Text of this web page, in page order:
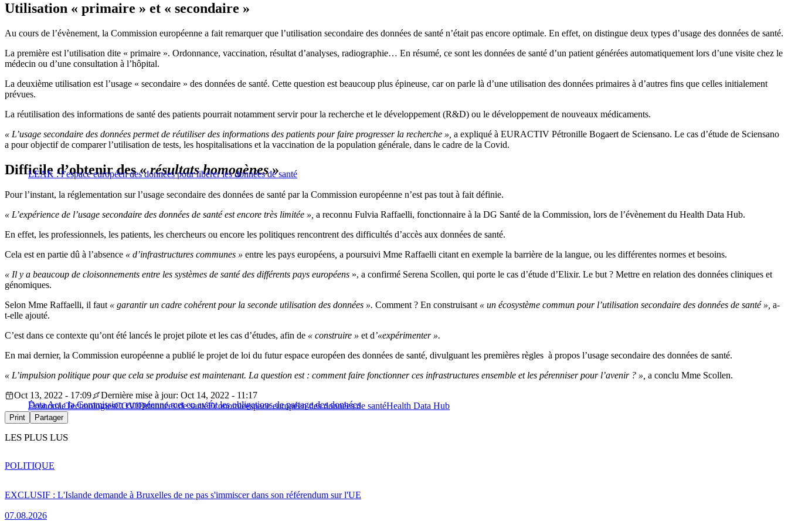
Utilisation « primaire » et « secondaire »
Au cours de l’évènement, la Commission européenne a fait remarquer que l’utilisation secondaire des données de santé n’était pas encore optimale. En effet, on distingue deux types d’usage des données de santé.
La première est l’utilisation dite « primaire ». Ordonnance, vaccination, résultat d’analyses, radiographie… En résumé, ce sont les données de santé d’un patient générées automatiquement lors d’une visite chez le
médecin ou d’une consultation à l’hôpital.
La deuxième utilisation est l’usage « secondaire » des données de santé. Cette question est beaucoup plus épineuse, car on parle là d’une utilisation des données primaires à d’autres fins que celles initialement
prévues.
La réutilisation des informations de santé des patients pourrait notamment servir pour la recherche et le développement (R&D) ou le développement de nouveaux médicaments.
« L’usage secondaire des données permet de réutiliser des informations des patients pour faire progresser la recherche », a expliqué à EURACTIV Pétronille Bogaert de Sciensano. Le cas d’étude de Sciensano
a pour objectif de comparer l’utilisation de tests, les hospitalisations et la vaccination de la population générale, dans le cadre de la Covid.
LEAK : l’espace européen des données pour libérer les données de santé
Difficile d’obtenir des «résultats homogènes»
Pour l’instant, la réglementation sur l’usage secondaire des données de santé par la Commission européenne n’est pas tout à fait définie.
« L’expérience de l’usage secondaire des données de santé est encore très limitée », a reconnu Fulvia Raffaelli, fonctionnaire à la DG Santé de la Commission, lors de l’évènement du Health Data Hub.
En effet, les professionnels, les patients, les chercheurs ou encore les politiques rencontrent des difficultés d’accès aux données de santé.
Cela est en partie dû à l’absence « d’infrastructures communes » entre les pays européens a poursuivi Mme Raffaelli citant en exemple la barrière de la langue, ou les différentes normes et besoins.
« Il y a beaucoup de cloisonnements entre les systèmes de santé des différents pays européens », a confirmé Serena Scollen, qui porte le cas d’étude d’Elixir. Le but ? Mettre en relation des données cliniques et
génomiques.
Selon Mme Raffaelli, il faut « garantir un cadre cohérent pour la seconde utilisation des données ». Comment ? En construisant « un écosystème commun pour l’utilisation secondaire des données de santé », a-
t-elle ajouté.
C’est dans ce contexte qu’ont été lancés le projet pilote et les cas d’études, afin de « construire » et d’«expérimenter ».
En mai dernier, la Commission européenne a publié le projet de loi du futur espace européen des données de santé, divulguant les premières règles à propos l’usage secondaire des données de santé.
« L’impulsion politique pour que cela se produise est maintenant. La question est : comment faire fonctionner ces infrastructures ensemble et les pérenniser pour l’avenir ? », a conclu Mme Scollen.
Data Act : la Commission européenne met en avant les obligations de partage des données
Oct 13, 2022 - 17:09
Dernière mise à jour: Oct 14, 2022 - 11:17
ÉconomieTechnologiesCOVIDdonnées de santéÉconomieespace européen des données de santéHealth Data Hub
Print Partager
LES PLUS LUS
EXCLUSIF : L'Islande demande à Bruxelles de ne pas s'immiscer dans son référendum sur l'UE
07.08.2026
POLITIQUE